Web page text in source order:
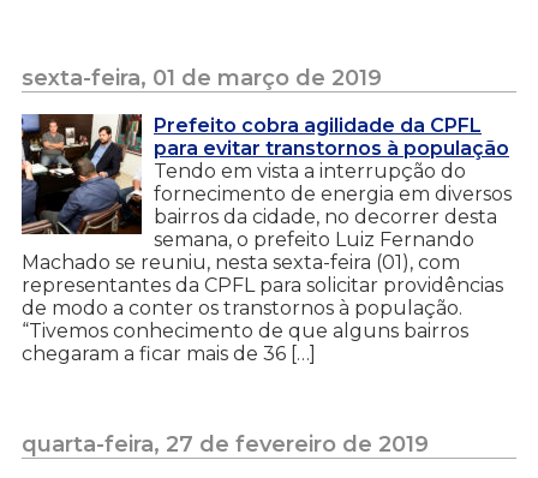
sexta-feira, 01 de março de 2019
Prefeito cobra agilidade da CPFL
para evitar transtornos à população
Tendo em vista a interrupção do
fornecimento de energia em diversos
bairros da cidade, no decorrer desta
semana, o prefeito Luiz Fernando
Machado se reuniu, nesta sexta-feira (01), com
representantes da CPFL para solicitar providências
de modo a conter os transtornos à população.
“Tivemos conhecimento de que alguns bairros
chegaram a ficar mais de 36 […]
quarta-feira, 27 de fevereiro de 2019